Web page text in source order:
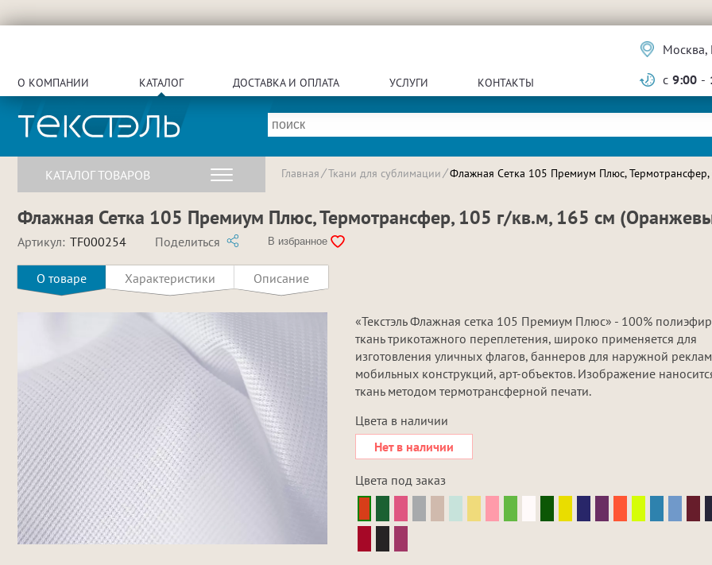
О КОМПАНИИ КАТАЛОГ ДОСТАВКА И ОПЛАТА УСЛУГИ КОНТАКТЫ
Москва,
с 9:00 -
КАТАЛОГ ТОВАРОВ Главная Ткани для сублимации Флажная Сетка 105 Премиум Плюс,
Флажная Сетка 105 Премиум Плюс, Термотрансфер, 105 г/кв.м, 165 см
Артикул: TF000254 Поделиться В избранное
О товаре Характеристики Описание
«Текстэль Флажная сетка 105 Премиум Плюс» - 100%
ткань трикотажного переплетения, широко применяется для
изготовления уличных флагов, баннеров для наружной
мобильных конструкций, арт-объектов. Изображение
ткань методом термотрансферной печати.
Цвета в наличии
Нет в наличии
Цвета под заказ